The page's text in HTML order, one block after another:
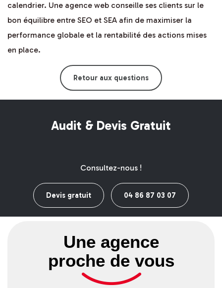
calendrier. Une agence web conseille ses clients sur le
bon équilibre entre SEO et SEA afin de maximiser la
performance globale et la rentabilité des actions mises
en place.
Retour aux questions
Audit & Devis Gratuit
Consultez-nous !
Devis gratuit 04 86 87 03 07
Une agence
proche de vous